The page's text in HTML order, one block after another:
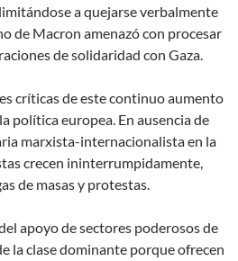
a quejarse verbalmente
de Macron amenazó con procesar
de solidaridad con Gaza.
críticas de este continuo aumento
política europea. En ausencia de
marxista-internacionalista en la
crecen ininterrumpidamente,
de masas y protestas.
apoyo de sectores poderosos de
la clase dominante porque ofrecen